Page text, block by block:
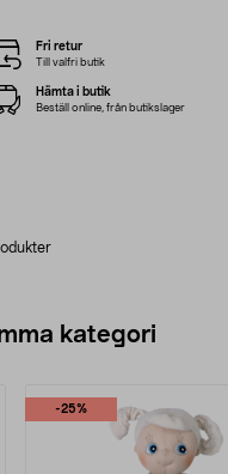
Fri retur
Till valfri butik
Hämta i butik
Beställ online, från butikslager
kategori
-25%